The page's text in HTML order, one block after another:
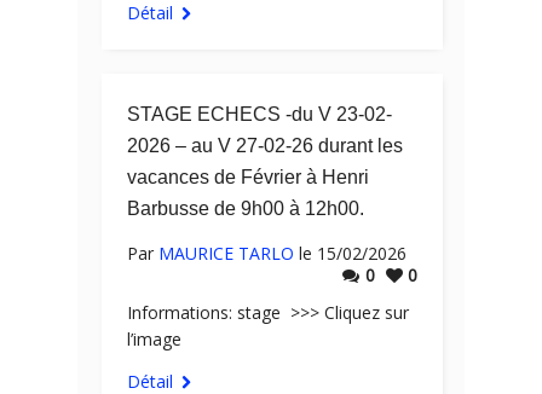
Détail
STAGE ECHECS -du V 23-02-
2026 – au V 27-02-26 durant les
vacances de Février à Henri
Barbusse de 9h00 à 12h00.
Par MAURICE TARLO le 15/02/2026
0
0
Informations: stage >>> Cliquez sur
l’image
Détail